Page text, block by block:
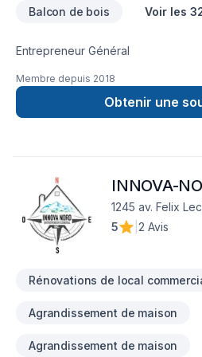
Balcon de bois Voir les
Entrepreneur Général
Membre depuis 2018
Obtenir une
INNOVA-
1245 av. Felix
5
2 Avis
Rénovations de local
Agrandissement de maison
Agrandissement de maison